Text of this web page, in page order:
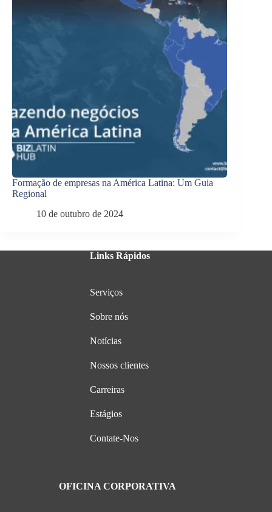
Formação de empresas na América Latina: Um Guia
Regional
10 de outubro de 2024
Links Rápidos
Serviços
Sobre nós
Notícias
Nossos clientes
Carreiras
Estágios
Contate-Nos
OFICINA CORPORATIVA